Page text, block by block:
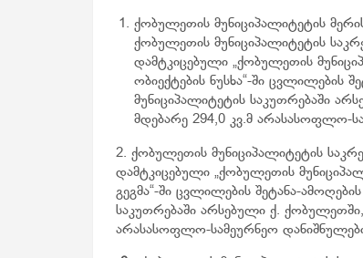
ქობულეთის მუნიციპალიტეტის
ქობულეთის მუნიციპალიტეტის
დამტკიცებული „ქობულეთის
ობიექტების ნუსხა“-ში ცვლილების
მუნიციპალიტეტის საკუთრებაში
მდებარე 294,0 კვ.მ არასასოფლო-
2. ქობულეთის მუნიციპალიტეტის
დამტკიცებული „ქობულეთის
გეგმა“-ში ცვლილების შეტანა-
საკუთრებაში არსებული ქ.
არასასოფლო-სამეურნეო